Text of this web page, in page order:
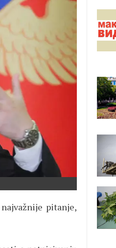
pitanje,